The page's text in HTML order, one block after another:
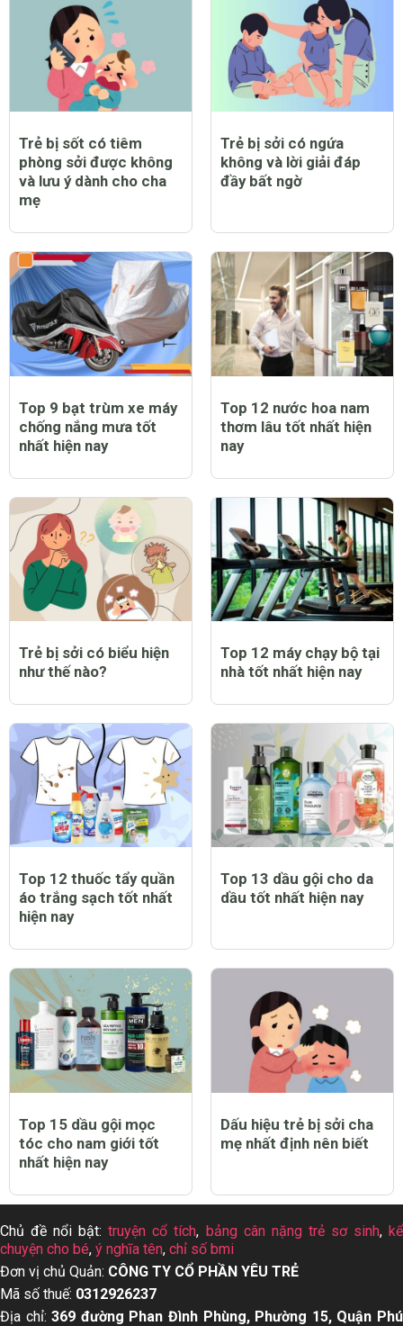
Trẻ bị sốt có tiêm
phòng sởi được không
và lưu ý dành cho cha
mẹ
Trẻ bị sởi có ngứa
không và lời giải đáp
đầy bất ngờ
Top 9 bạt trùm xe máy
chống nắng mưa tốt
nhất hiện nay
Top 12 nước hoa nam
thơm lâu tốt nhất hiện
nay
Trẻ bị sởi có biểu hiện
như thế nào?
Top 12 máy chạy bộ tại
nhà tốt nhất hiện nay
Top 12 thuốc tẩy quần
áo trắng sạch tốt nhất
hiện nay
Top 13 dầu gội cho da
dầu tốt nhất hiện nay
Top 15 dầu gội mọc
tóc cho nam giới tốt
nhất hiện nay
Dấu hiệu trẻ bị sởi cha
mẹ nhất định nên biết
Chủ đề nổi bật:truyện cổ tích, bảng cân nặng trẻ sơ sinh,kể
chuyện cho bé, ý nghĩa tên, chỉ số bmi
Đơn vị chủ Quản: CÔNG TY CỔ PHẦN YÊU TRẺ
Mã số thuế: 0312926237
Địa chỉ:369 đường Phan Đình Phùng, Phường 15, Quận Phú